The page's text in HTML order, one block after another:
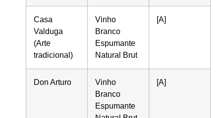
Casa
Valduga
(Arte
tradicional)
Vinho
Branco
Espumante
Natural Brut
[A]
Don Arturo
Vinho
Branco
Espumante
[A]